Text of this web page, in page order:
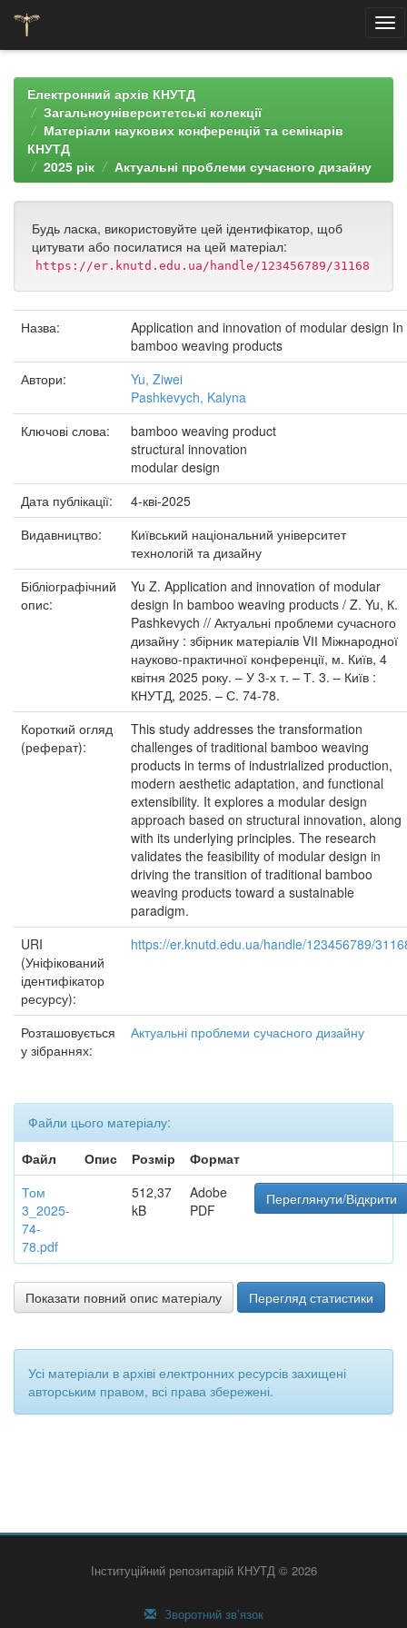
navigationЕлектронний архів КНУТД
Загальноуніверситетські колекції
Матеріали наукових конференцій та семінарів
КНУТД
2025 рік
Актуальні проблеми сучасного дизайну
Будь ласка, використовуйте цей ідентифікатор, щоб
цитувати або посилатися на цей матеріал:
https://er.knutd.edu.ua/handle/123456789/31168
Назва:
Application and innovation of modular design In
bamboo weaving products
Автори:
Yu, Ziwei
Pashkevych, Kalyna
Ключові слова:
bamboo weaving product
structural innovation
modular design
Дата публікації:
4-кві-2025
Видавництво:
Київський національний університет
технологій та дизайну
Бібліографічний
опис:
Yu Z. Application and innovation of modular
design In bamboo weaving products / Z. Yu, К.
Pashkevych // Актуальні проблеми сучасного
дизайну : збірник матеріалів VІІ Міжнародної
науково-практичної конференції, м. Київ, 4
квітня 2025 року. – У 3-х т. – Т. 3. – Київ :
КНУТД, 2025. – С. 74-78.
Короткий огляд
(реферат):
This study addresses the transformation
challenges of traditional bamboo weaving
products in terms of industrialized production,
modern aesthetic adaptation, and functional
extensibility. It explores a modular design
approach based on structural innovation, along
with its underlying principles. The research
validates the feasibility of modular design in
driving the transition of traditional bamboo
weaving products toward a sustainable
paradigm.
URI
(Уніфікований
ідентифікатор
ресурсу):
https://er.knutd.edu.ua/handle/123456789/
Розташовується
у зібраннях:
Актуальні проблеми сучасного дизайну
Файли цього матеріалу:
Файл
Опис Розмір
Формат
Том
3_2025-
74-
78.pdf
512,37
kB
Adobe
PDF
Переглянути/Відкрити
Показати повний опис матеріалу Перегляд статистики
Усі матеріали в архіві електронних ресурсів захищені
авторським правом, всі права збережені.
Інституційний репозитарій КНУТД © 2026
Зворотний зв’язок